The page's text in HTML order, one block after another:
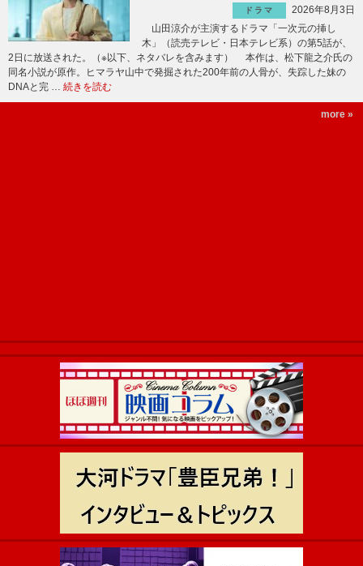
ドラマ
2026年8月3日
山田涼介が主演するドラマ「一次元の挿し
木」（読売テレビ・日本テレビ系）の第5話が、
2日に放送された。（※以下、ネタバレを含みます） 本作は、松下龍之介氏の
同名小説が原作。ヒマラヤ山中で発掘された200年前の人骨が、失踪した妹の
DNAと完 … 続きを読む
more »